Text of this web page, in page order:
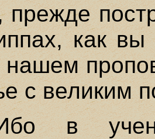
прежде
как
нашем
с великим
в